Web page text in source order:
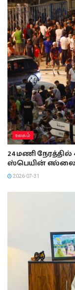
உலகம்
24 மணி நேரத்தில்
ஸ்பெயின்
2026-07-31